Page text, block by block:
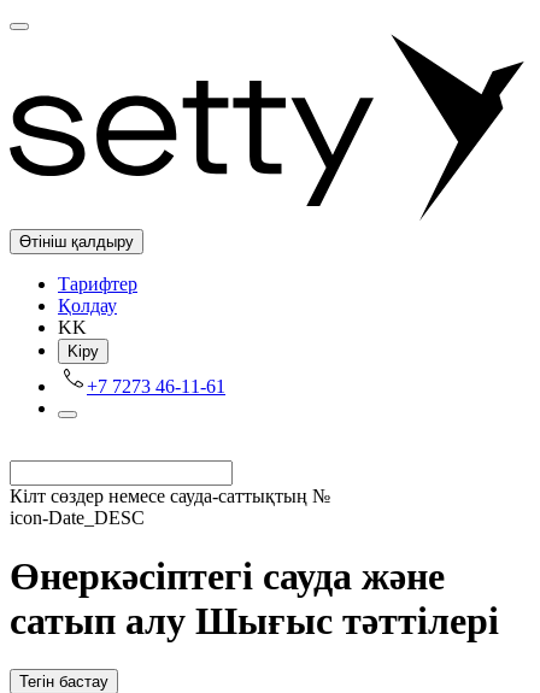
Өтініш қалдыру
Tарифтер
Қолдау
KK
Kіру
+7 7273 46-11-61
Кілт сөздер немесе сауда-саттықтың №
icon-Date_DESC
Өнеркәсіптегі сауда және
сатып алу Шығыс тәттілері
Тегін бастау